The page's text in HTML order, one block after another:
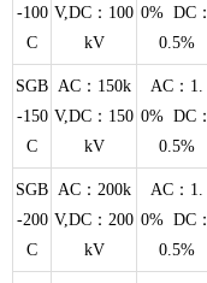
-100
C
V,DC：100
kV
0% DC：
0.5%
SGB
-150
C
AC：150k
V,DC：150
kV
AC：1.
0% DC：
0.5%
SGB
-200
C
AC：200k
V,DC：200
kV
AC：1.
0% DC：
0.5%